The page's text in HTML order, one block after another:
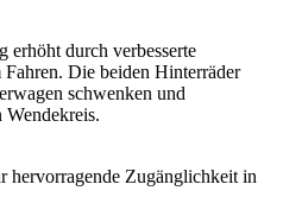
durch verbesserte
Die beiden Hinterräder
schwenken und
Wendekreis.
hervorragende Zugänglichkeit in